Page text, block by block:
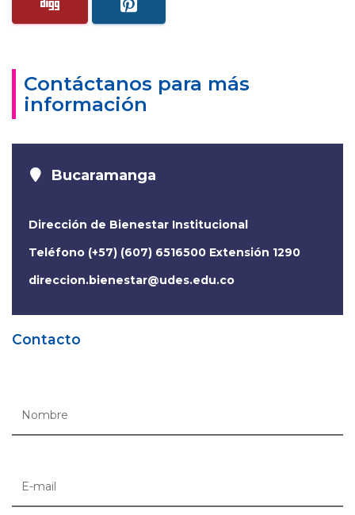
Contáctanos para más
información
Bucaramanga
Dirección de Bienestar Institucional
Teléfono (+57) (607) 6516500 Extensión 1290
direccion.bienestar@udes.edu.co
Contacto